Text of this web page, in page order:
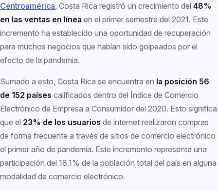
Centroamérica , Costa Rica registró un crecimiento del 48%
en las ventas en línea en el primer semestre del 2021. Este
incremento ha establecido una oportunidad de recuperación
para muchos negocios que habían sido golpeados por el
efecto de la pandemia.
Sumado a esto, Costa Rica se encuentra en la posición 56
de 152 países calificados dentro del Índice de Comercio
Electrónico de Empresa a Consumidor del 2020. Esto significa
que el 23% de los usuarios de internet realizaron compras
de forma frecuente a través de sitios de comercio electrónico
el primer año de pandemia. Este incremento representa una
participación del 18.1% de la población total del país en alguna
modalidad de comercio electrónico.